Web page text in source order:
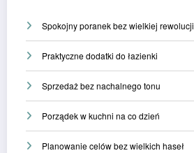
Spokojny poranek bez wielkiej rewolucji
Praktyczne dodatki do łazienki
Sprzedaż bez nachalnego tonu
Porządek w kuchni na co dzień
Planowanie celów bez wielkich haseł